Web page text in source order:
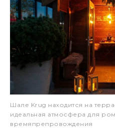
Шале Krug находится на
идеальная атмосфера для
времяпрепровождения